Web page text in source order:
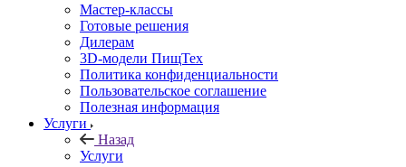
Мастер-классы
Готовые решения
Дилерам
3D-модели ПищТех
Политика конфиденциальности
Пользовательское соглашение
Полезная информация
Услуги
Назад
Услуги